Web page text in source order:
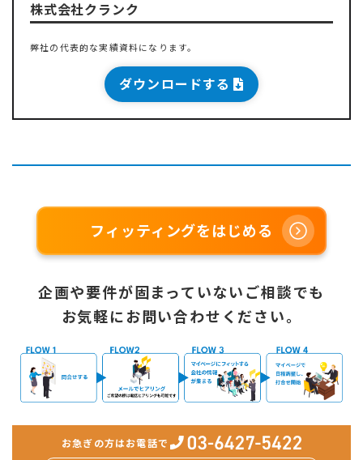
株式会社クランク
弊社の代表的な実績資料になります。
ダウンロードする
フィッティングをはじめる
企画や要件が固まっていないご相談でも
お気軽にお問い合わせください。
お急ぎの方はお電話で